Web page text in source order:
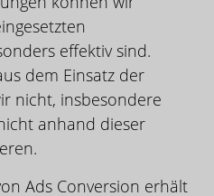
effektiv sind.
dem Einsatz der
nicht, insbesondere
anhand dieser
Ads Conversion erhält